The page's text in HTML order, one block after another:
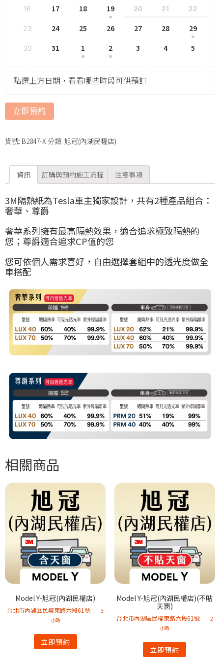
16 17 18 19 20 21 22
23 24 25 26 27 28 29
30 31 1 2 3 4 5
點選上方日期，看看哪些時段可供預訂
立即預約
貨號: B2847-X 分類: 旭冠(內湖民權店)
資訊 訂購與預約施工流程 注意事項
3M隔熱紙為Tesla車主獨家設計，共有2種產品組合：
奢華、尊爵
奢華系列擁有最高隔熱效果，適合追求極致隔熱的
您；尊爵適合追求CP值的您
您可依個人需求喜好，自由選擇套組中的透光度做全
車搭配
相關商品
Model Y-旭冠(內湖民權店)
台北市內湖區民權東路六段61號
3
小時
立即預約
Model Y-旭冠(內湖民權店)(不貼
天窗)
台北市內湖區民權東路六段61號
2
小時
立即預約